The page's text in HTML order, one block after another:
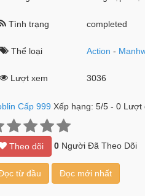
Tình trạng completed
Thể loại Action -
Lượt xem 3036
Cấp 999 Xếp hạng: 5/5- 0Lượt
Theo dõi 0Người Đã Theo Dõi
từ đầu Đọc mới nhất